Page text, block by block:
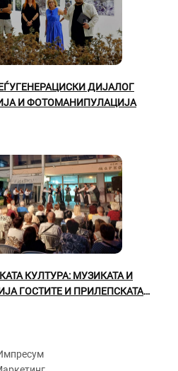
ДИЈАЛОГ
И ФОТОМАНИПУЛАЦИЈА
КУЛТУРА: МУЗИКАТА И
ГОСТИТЕ И ПРИЛЕПСКАТА